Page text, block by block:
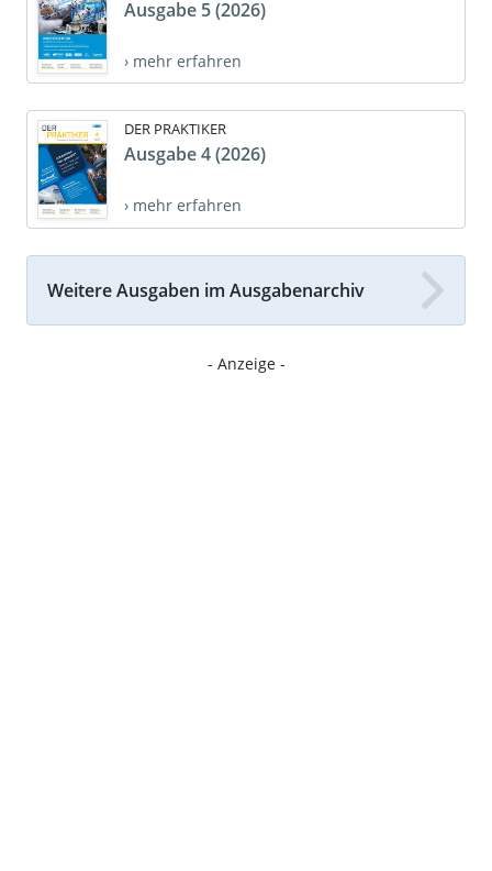
Ausgabe 5 (2026)
› mehr erfahren
DER PRAKTIKER
Ausgabe 4 (2026)
› mehr erfahren
Weitere Ausgaben im Ausgabenarchiv
- Anzeige -